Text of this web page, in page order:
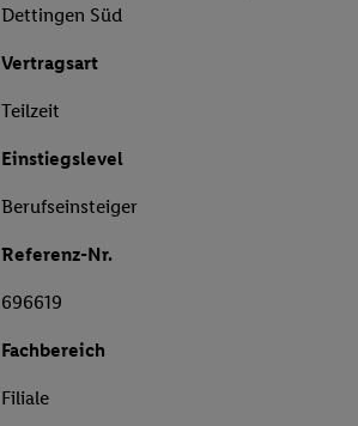
Dettingen Süd
Vertragsart
Teilzeit
Einstiegslevel
Berufseinsteiger
Referenz-Nr.
696619
Fachbereich
Filiale